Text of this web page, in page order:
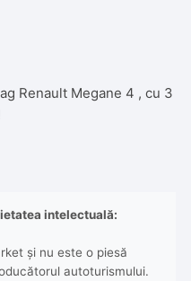
Renault Megane 4 , cu 3
intelectuală:
și nu este o piesă
autoturismului.